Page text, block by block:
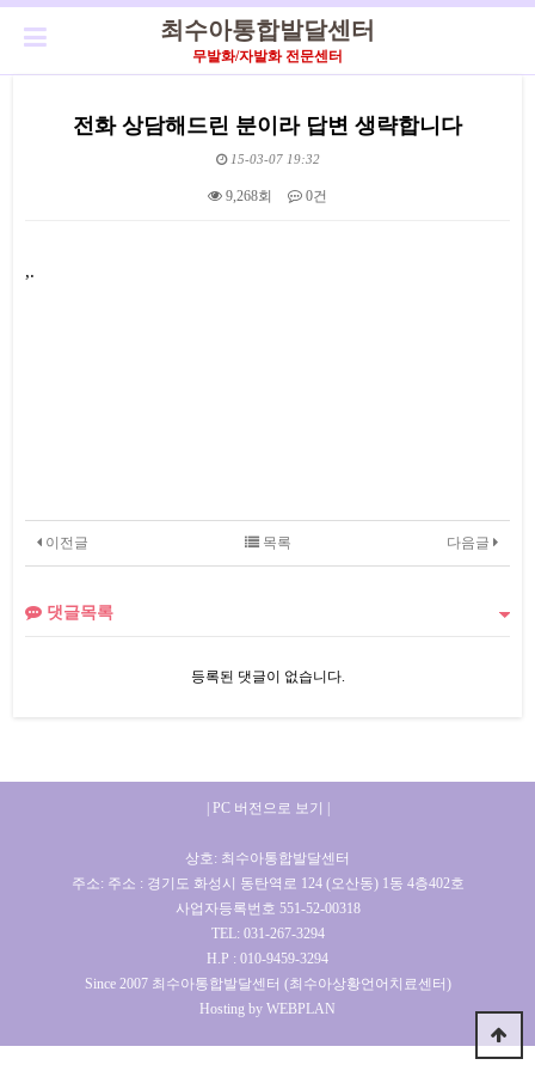
최수아통합발달센터
무발화/자발화 전문센터
전화 상담해드린 분이라 답변 생략합니다
15-03-07 19:32
9,268회 0건
,.
이전글 다음글
목록
댓글목록
등록된 댓글이 없습니다.
| PC 버전으로 보기 |
상호: 최수아통합발달센터
주소: 주소 : 경기도 화성시 동탄역로 124 (오산동) 1동 4층402호
사업자등록번호 551-52-00318
TEL: 031-267-3294
H.P : 010-9459-3294
Since 2007 최수아통합발달센터 (최수아상황언어치료센터)
Hosting by WEBPLAN